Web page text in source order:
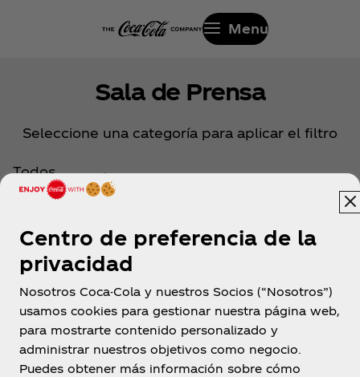
Menu
Sala de Prensa
Seleccione una categoría para aplicar el filtro
Todos Artículos
Colombia
Centro de preferencia de la
privacidad
Nosotros Coca-Cola y nuestros Socios (“Nosotros”)
usamos cookies para gestionar nuestra página web,
para mostrarte contenido personalizado y
administrar nuestros objetivos como negocio.
Puedes obtener más información sobre cómo